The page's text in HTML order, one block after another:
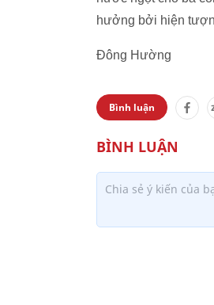
hưởng bởi hiện
Đông Hường
Bình luận